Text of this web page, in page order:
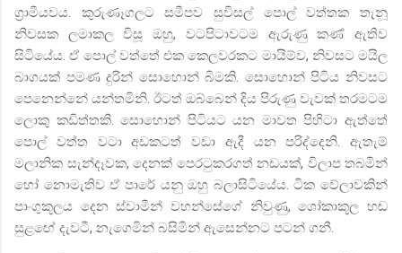
ග්‍රාමීයවය. කුරුණෑගලට සමීපව සුවිසල් පොල් වත්තක තැනූ
නිවසක ලමාකල විසූ ඔහු, වටපිටාවටම ඇරුණු කණ් ඇතිව
සිටියේය. ඒ පොල් වත්තේ එක කෙලවරකට මායිම්ව, නිවසට මයිල
බාගයක් පමණ දුරින් සොහොන් බිමකි. සොහොන් පිටිය නිවසට
පෙනෙන්නේ යන්තමිනි. ඊටත් ඔබ්බෙන් දිය පිරුණු වැවක් තරමටම
ලොකු කඩිත්තකි. සොහොන් පිටියට යන මාවත පිහිටා ඇත්තේ
පොල් වත්ත වටා අඩකටත් වඩා ඇදී යන පරිද්දෙනි. ඇතැම්
මලානික සැන්දෑවක, දෙනක් පෙරටුකරගත් නඩයක්, විලාප තබමින්
හෝ නොමැතිව ඒ පාරේ යනු ඔහු බලාසිටියේය. ටික වේලාවකින්
පාංගුකූලය දෙන ස්වාමීන් වහන්සේගේ නිවුණු,ශෝකාකූල හඬ
සුළඟේ දැවටී, නැගෙමින් බසිමින් ඇසෙන්නට පටන් ගනී.